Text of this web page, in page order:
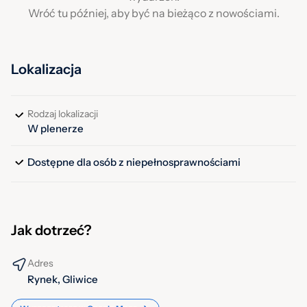
Wróć tu później, aby być na bieżąco z nowościami.
Lokalizacja
Rodzaj lokalizacji
W plenerze
Dostępne dla osób z niepełnosprawnościami
Jak dotrzeć?
Adres
Rynek, Gliwice